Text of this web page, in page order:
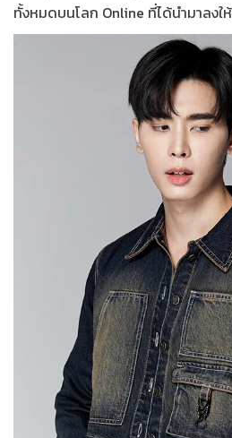
ทั้งหมดบนโลก Online ที่ได้นำมาลง